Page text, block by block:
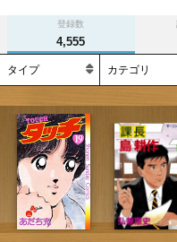
登録数
4,555